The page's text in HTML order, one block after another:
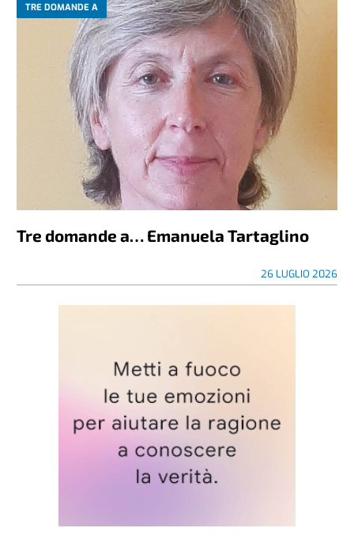
TRE DOMANDE A
Tre domande a… Emanuela Tartaglino
26 LUGLIO 2026